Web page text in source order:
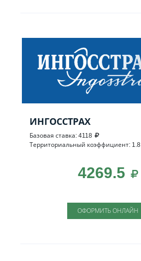
ИНГОССТРАХ
Базовая ставка: 4118
Территориальный коэффициент: 1.8
4269.5
ОФОРМИТЬ ОНЛАЙН